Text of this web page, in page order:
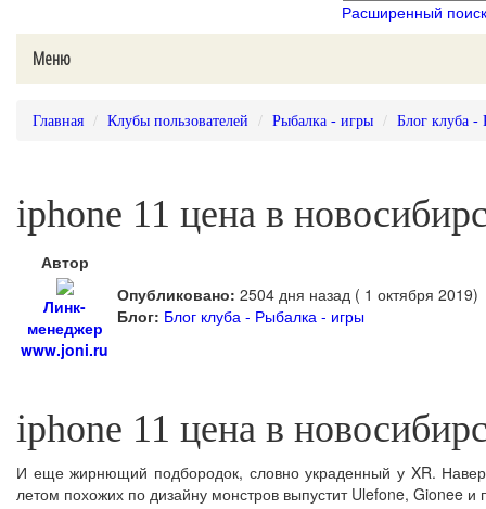
Расширенный поиск
Меню
Главная Клубы пользователей Рыбалка - игры Блог клуба -
iphone 11 цена в
Автор
Линк-
менеджер
www.joni.ru
Опубликовано: 2504 дня назад ( 1 октября 2019)
Блог: Блог клуба - Рыбалка - игры
iphone 11 цена в
И еще жирнющий подбородок, словно украденный у XR.
летом похожих по дизайну монстров выпустит Ulefone, Gionee